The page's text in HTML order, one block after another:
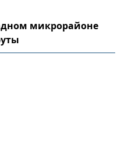
микрорайоне